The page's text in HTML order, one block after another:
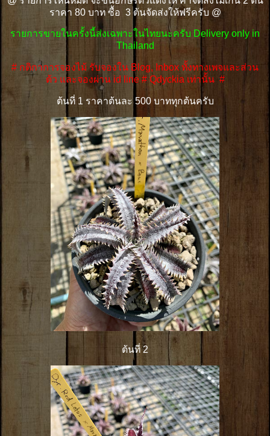
ราคา 80 บาท ซื้อ 3 ต้นจัดส่งให้ฟรีครับ @
รายการขายในครั้งนี้ส่งเฉพาะในไทยนะครับ Delivery only in
Thailand
# กติกาการจองไม้ รับจองใน Blog, Inbox ทั้งทางเพจและส่วน
ต้ว และจองผ่าน id line # Qdyckia เท่านั้น #
ต้นที่ 1 ราคาต้นละ 500 บาททุกต้นครับ
ต้นที่ 2